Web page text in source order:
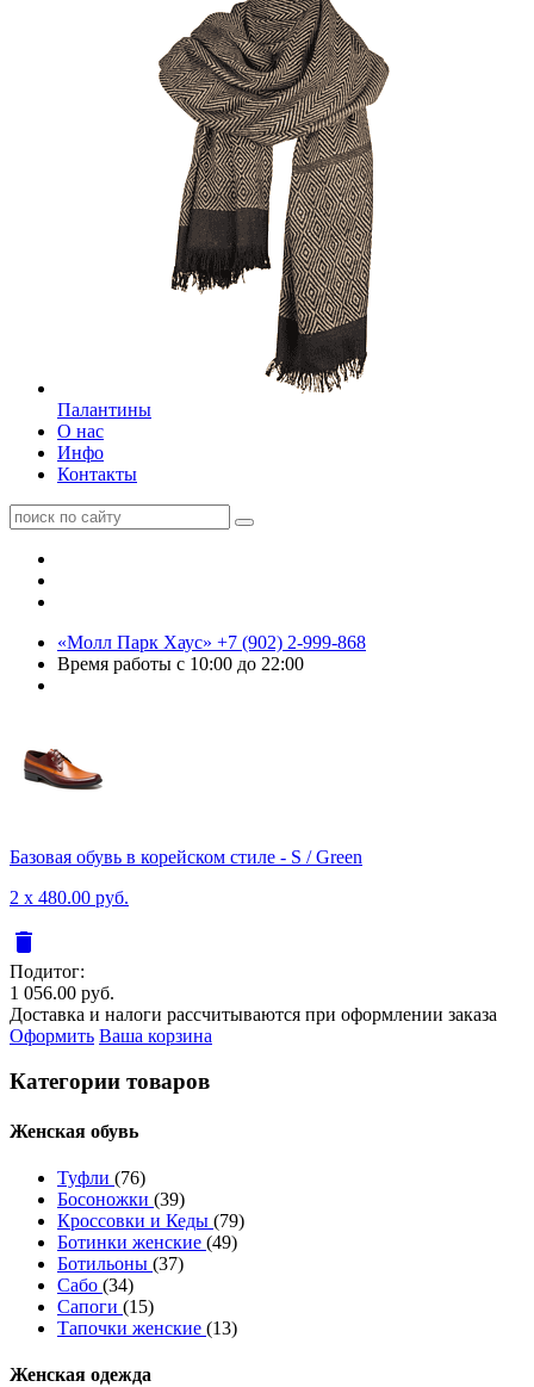
Палантины
О нас
Инфо
Контакты
«Молл Парк Хаус» +7 (902) 2-999-868
Время работы с 10:00 до 22:00
Базовая обувь в корейском стиле - S / Green
2 x 480.00 руб.
delete
Подитог:
1 056.00 руб.
Доставка и налоги рассчитываются при оформлении заказа
Оформить Ваша корзина
Категории товаров
Женcкая обувь
Туфли (76)
Босоножки (39)
Кроссовки и Кеды (79)
Ботинки женские (49)
Ботильоны (37)
Сабо (34)
Сапоги (15)
Тапочки женские (13)
Женская одежда